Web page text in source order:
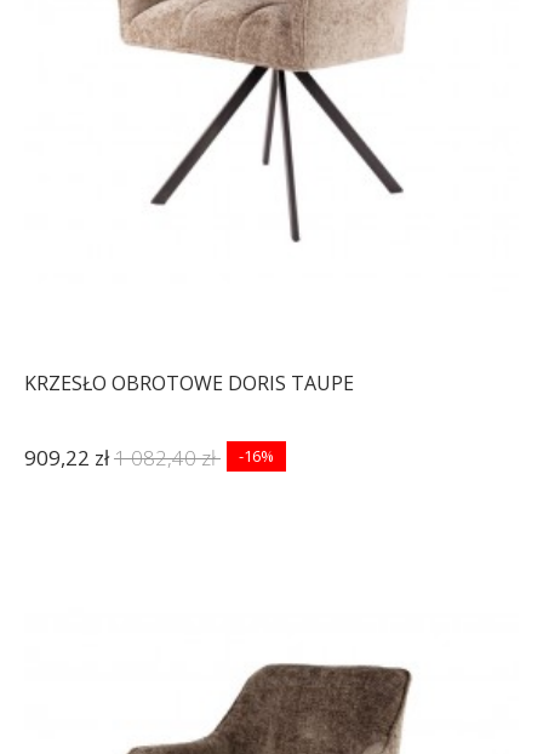
KRZESŁO OBROTOWE DORIS TAUPE
909,22 zł1 082,40 zł -16%